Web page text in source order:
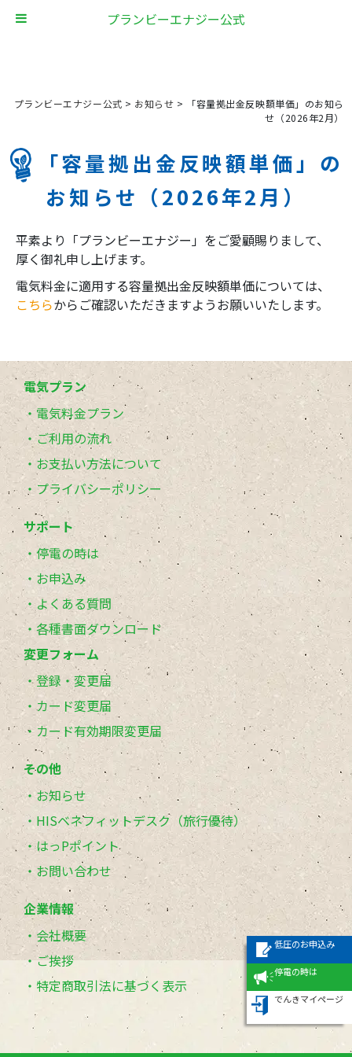
プランビーエナジー公式 > お知らせ >
「容量拠出金反映額単価」のお知ら
せ（2026年2月）
「容量拠出金反映額単価」の
お知らせ（2026年2月）
平素より「プランビーエナジー」をご愛顧賜りまして、
厚く御礼申し上げます。
電気料金に適用する容量拠出金反映額単価については、
こちらからご確認いただきますようお願いいたします。
電気プラン
電気料金プラン
ご利用の流れ
お支払い方法について
プライバシーポリシー
サポート
停電の時は
お申込み
よくある質問
各種書面ダウンロード
変更フォーム
登録・変更届
カード変更届
カード有効期限変更届
その他
お知らせ
HISベネフィットデスク（旅行優待）
はっPポイント
お問い合わせ
企業情報
会社概要
ご挨拶
特定商取引法に基づく表示
低圧のお申込み
停電の時は
でんきマイページ
プランビーエナジー公式